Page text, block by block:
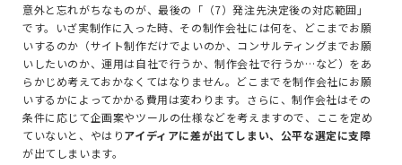
意外と忘れがちなものが、最後の「（7）発注先決定後の対応範囲」
です。いざ実制作に入った時、その制作会社には何を、どこまでお願
いするのか（サイト制作だけでよいのか、コンサルティングまでお願
いしたいのか、運用は自社で行うか、制作会社で行うか…など）をあ
らかじめ考えておかなくてはなりません。どこまでを制作会社にお願
いするかによってかかる費用は変わります。さらに、制作会社はその
条件に応じて企画案やツールの仕様などを考えますので、ここを定め
ていないと、やはりアイディアに差が出てしまい、公平な選定に支障
が出てしまいます。